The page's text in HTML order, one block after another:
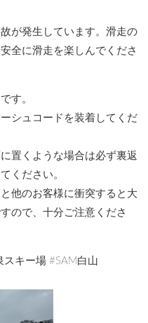
が発生しています。滑走の
全に滑走を楽しんでくださ
す。
シュコードを装着してくだ
置くような場合は必ず裏返
ください。
他のお客様に衝突すると大
ので、十分ご注意くださ
キー場 #SAM白山